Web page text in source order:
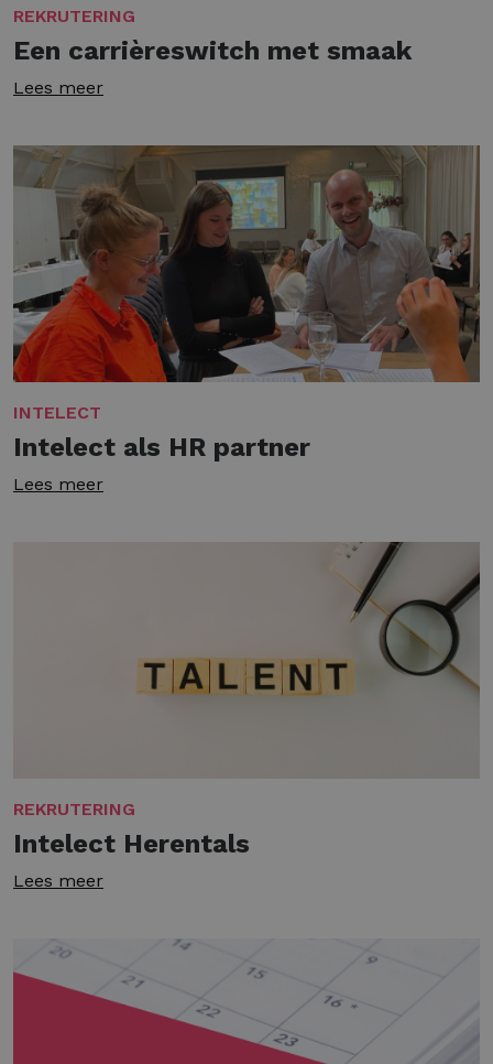
REKRUTERING
Een carrièreswitch met smaak
Lees meer
INTELECT
Intelect als HR partner
Lees meer
REKRUTERING
Intelect Herentals
Lees meer